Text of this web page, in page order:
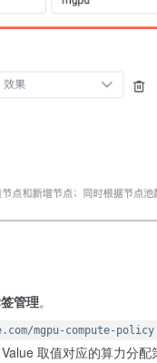
管理。
mgpu-compute-policy
取值对应的算力分配